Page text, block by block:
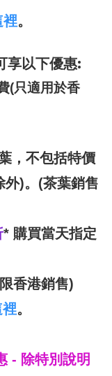
裡。
享以下優惠:
(只適用於香
，不包括特價
外)。(茶葉銷售
* 購買當天指定
香港銷售)
。
- 除特別說明